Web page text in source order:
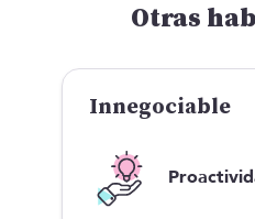
Otras
Innegociable